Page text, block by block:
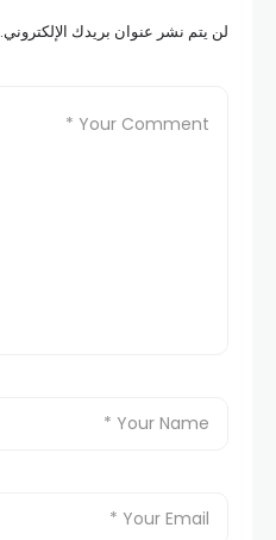
لن يتم نشر عنوان بريدك الإلكتروني.